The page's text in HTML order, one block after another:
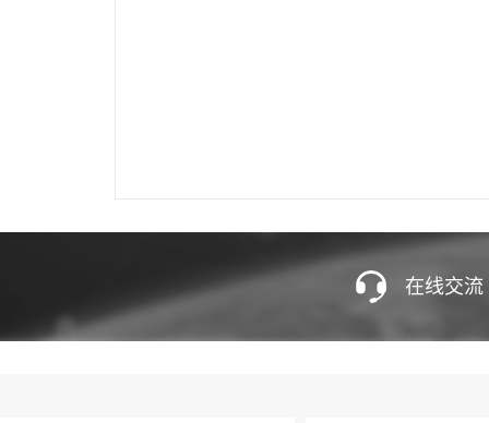
在线交流